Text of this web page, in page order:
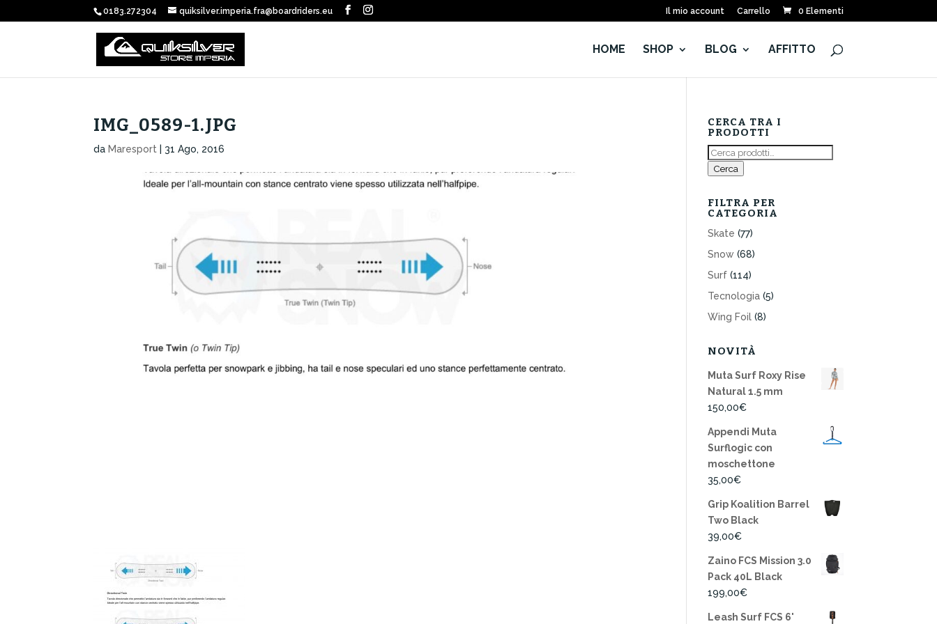
0183.272304 quiksilver.imperia.fra@boardriders.eu Il mio account Carrello 0 Elementi
HOME SHOP BLOG AFFITTO
IMG_0589-1.JPG
da Maresport 31 Ago, 2016
CERCA TRA I
PRODOTTI
Cerca:
Cerca
FILTRA PER
CATEGORIA
Skate (77)
Snow (68)
Surf (114)
Tecnologia (5)
Wing Foil (8)
NOVITÀ
Muta Surf Roxy Rise
Natural 1.5 mm
150,00€
Appendi Muta
Surflogic con
moschettone
35,00€
Grip Koalition Barrel
Two Black
39,00€
Zaino FCS Mission 3.0
Pack 40L Black
199,00€
Leash Surf FCS 6'